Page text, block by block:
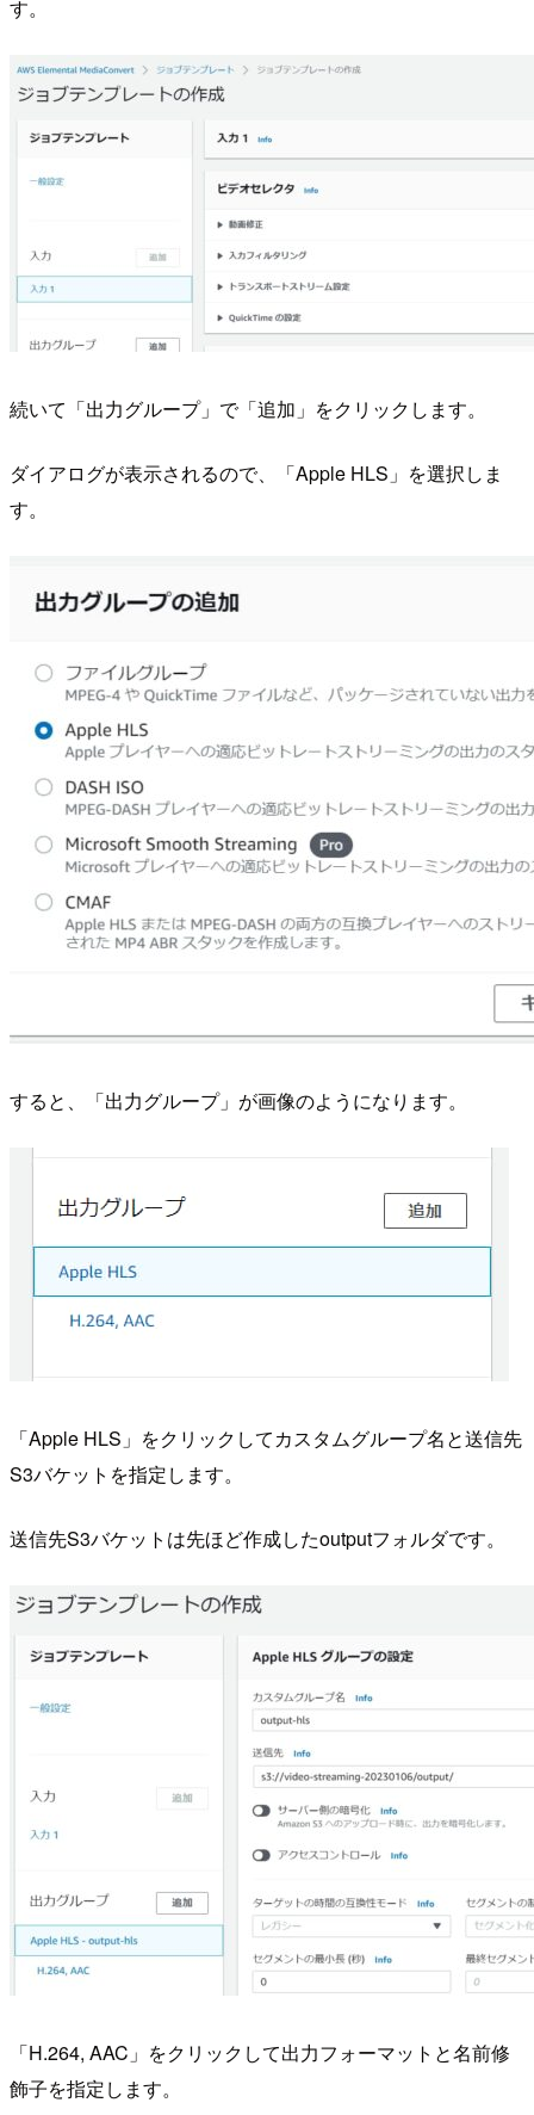
す。
続いて「出力グループ」で「追加」をクリックします。
ダイアログが表示されるので、「Apple HLS」を選択しま
す。
すると、「出力グループ」が画像のようになります。
「Apple HLS」をクリックしてカスタムグループ名と送信先
S3バケットを指定します。
送信先S3バケットは先ほど作成したoutputフォルダです。
「H.264, AAC」をクリックして出力フォーマットと名前修
飾子を指定します。